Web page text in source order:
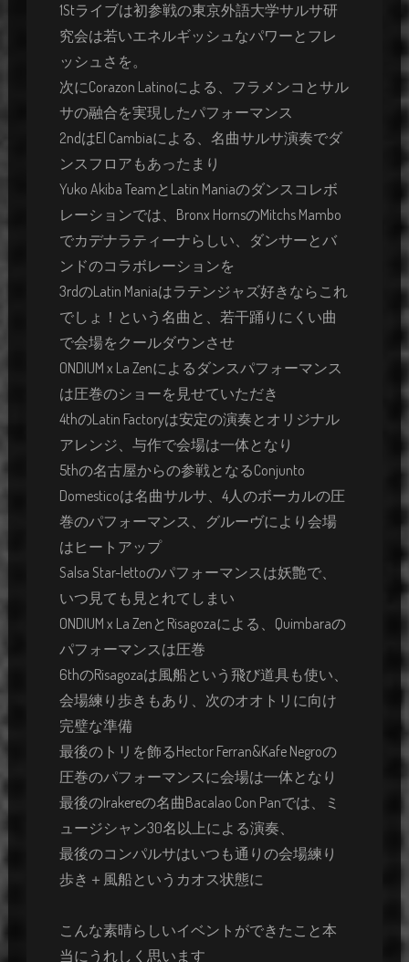
1Stライブは初参戦の東京外語大学サルサ研
究会は若いエネルギッシュなパワーとフレ
ッシュさを。
次にCorazon Latinoによる、フラメンコとサル
サの融合を実現したパフォーマンス
2ndはEl Cambiaによる、名曲サルサ演奏でダ
ンスフロアもあったまり
Yuko Akiba TeamとLatin Maniaのダンスコレボ
レーションでは、Bronx HornsのMitchs Mambo
でカデナラティーナらしい、ダンサーとバ
ンドのコラボレーションを
3rdのLatin Maniaはラテンジャズ好きならこれ
でしょ！という名曲と、若干踊りにくい曲
で会場をクールダウンさせ
ONDIUM x La Zenによるダンスパフォーマンス
は圧巻のショーを見せていただき
4thのLatin Factoryは安定の演奏とオリジナル
アレンジ、与作で会場は一体となり
5thの名古屋からの参戦となるConjunto
Domesticoは名曲サルサ、4人のボーカルの圧
巻のパフォーマンス、グルーヴにより会場
はヒートアップ
Salsa Star-lettoのパフォーマンスは妖艶で、
いつ見ても見とれてしまい
ONDIUM x La ZenとRisagozaによる、Quimbaraの
パフォーマンスは圧巻
6thのRisagozaは風船という飛び道具も使い、
会場練り歩きもあり、次のオオトリに向け
完璧な準備
最後のトリを飾るHector Ferran&Kafe Negroの
圧巻のパフォーマンスに会場は一体となり
最後のIrakereの名曲Bacalao Con Panでは、ミ
ュージシャン30名以上による演奏、
最後のコンパルサはいつも通りの会場練り
歩き＋風船というカオス状態に
こんな素晴らしいイベントができたこと本
当にうれしく思います